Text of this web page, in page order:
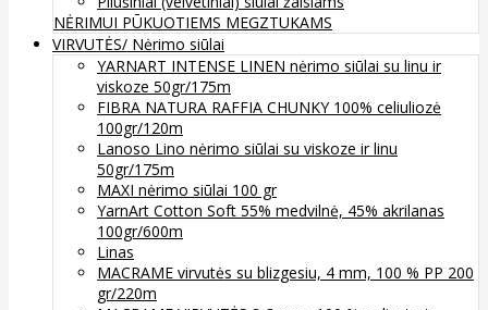
NĖRIMUI PŪKUOTIEMS MEGZTUKAMS
VIRVUTĖS/ Nėrimo siūlai
YARNART INTENSE LINEN nėrimo siūlai su linu ir
viskoze 50gr/175m
FIBRA NATURA RAFFIA CHUNKY 100% celiuliozė
100gr/120m
Lanoso Lino nėrimo siūlai su viskoze ir linu
50gr/175m
MAXI nėrimo siūlai 100 gr
YarnArt Cotton Soft 55% medvilnė, 45% akrilanas
100gr/600m
Linas
MACRAME virvutės su blizgesiu, 4 mm, 100 % PP 200
gr/220m